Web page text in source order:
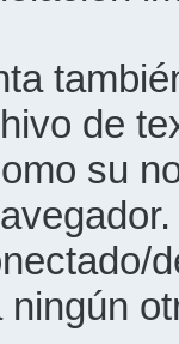
de
su